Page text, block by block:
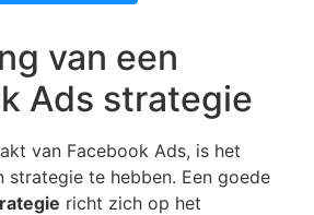
van een
Ads strategie
van Facebook Ads, is het
strategie te hebben. Een goede
richt zich op het